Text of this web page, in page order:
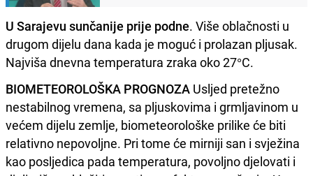
U Sarajevu sunčanije prije podne. Više oblačnosti u
drugom dijelu dana kada je moguć i prolazan pljusak.
Najviša dnevna temperatura zraka oko 27°C.
BIOMETEOROLOŠKA PROGNOZA Usljed pretežno
nestabilnog vremena, sa pljuskovima i grmljavinom u
većem dijelu zemlje, biometeorološke prilike će biti
relativno nepovoljne. Pri tome će mirniji san i svježina
kao posljedica pada temperatura, povoljno djelovati i